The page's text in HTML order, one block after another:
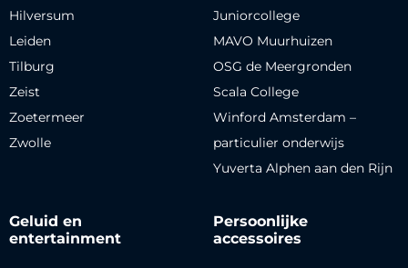
Hilversum
Leiden
Tilburg
Zeist
Zoetermeer
Zwolle
Juniorcollege
MAVO Muurhuizen
OSG de Meergronden
Scala College
Winford Amsterdam –
particulier onderwijs
Yuverta Alphen aan den Rijn
Geluid en
entertainment
Persoonlijke
accessoires